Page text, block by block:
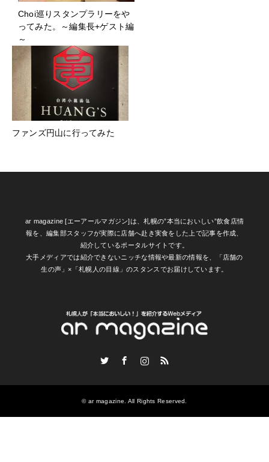
Choi巡りスタンプラリーをや
ってみた。～編集長+ゲスト編
～
ファンズ円山に行ってみた
ar magazine [エーアールマガジン]は、札幌の”本当においしい”飲食店情
報を、編集部スタッフが実際に店舗へ赴き実食をした上で記事を作成、
紹介しているポータルサイトです。
大手メディアでは紹介できないニッチな情報や最新の情報を、「店舗の
生の声」×「札幌人の目線」のスタンスでお届けしています。
InstagramRSS
© ar magazine . All Rights Reserved.